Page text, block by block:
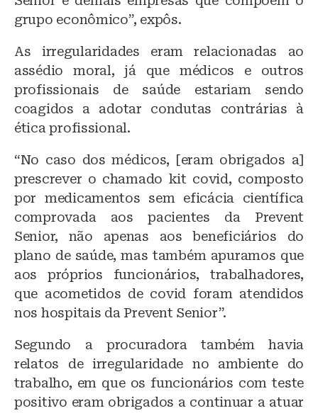
grupo econômico”, expôs.
As irregularidades eram relacionadas ao
assédio moral, já que médicos e outros
profissionais de saúde estariam sendo
coagidos a adotar condutas contrárias à
ética profissional.
“No caso dos médicos, [eram obrigados a]
prescrever o chamado kit covid, composto
por medicamentos sem eficácia científica
comprovada aos pacientes da Prevent
Senior, não apenas aos beneficiários do
plano de saúde, mas também apuramos que
aos próprios funcionários, trabalhadores,
que acometidos de covid foram atendidos
nos hospitais da Prevent Senior”.
Segundo a procuradora também havia
relatos de irregularidade no ambiente do
trabalho, em que os funcionários com teste
positivo eram obrigados a continuar a atuar